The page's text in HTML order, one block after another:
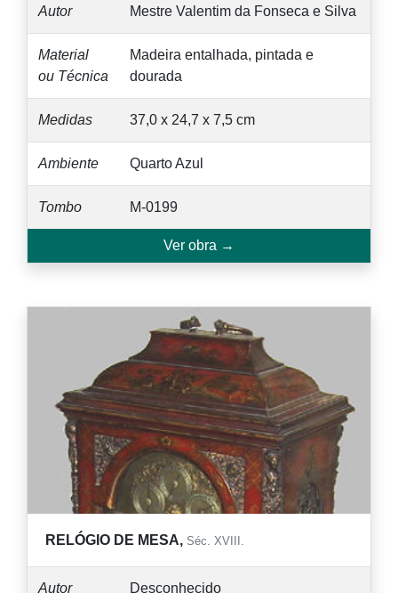
Autor Mestre Valentim da Fonseca e Silva
Material
ou Técnica
Madeira entalhada, pintada e
dourada
Medidas 37,0 x 24,7 x 7,5 cm
Ambiente Quarto Azul
Tombo M-0199
Ver obra →
RELÓGIO DE MESA, Séc. XVIII.
Autor Desconhecido